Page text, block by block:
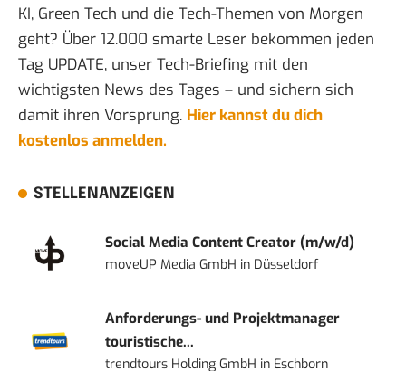
KI, Green Tech und die Tech-Themen von Morgen
geht? Über 12.000 smarte Leser bekommen jeden
Tag UPDATE, unser Tech-Briefing mit den
wichtigsten News des Tages – und sichern sich
damit ihren Vorsprung. Hier kannst du dich
kostenlos anmelden.
STELLENANZEIGEN
Social Media Content Creator (m/w/d)
moveUP Media GmbH in Düsseldorf
Anforderungs- und Projektmanager
touristische...
trendtours Holding GmbH in Eschborn